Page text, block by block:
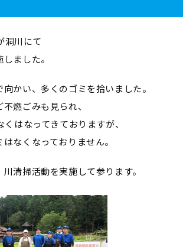
川にて
ました。
かい、多くのゴミを拾いました。
燃ごみも見られ、
はなってきておりますが、
なくなっておりません。
清掃活動を実施して参ります。